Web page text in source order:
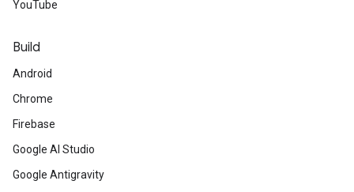
YouTube
Build
Android
Chrome
Firebase
Google AI Studio
Google Antigravity